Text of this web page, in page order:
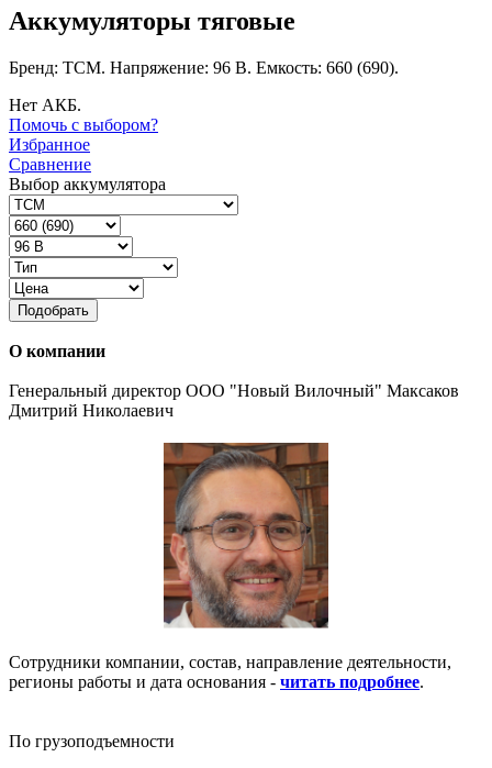
Аккумуляторы тяговые
Бренд: TCM. Напряжение: 96 В. Емкость: 660 (690).
Нет АКБ.
Помочь с выбором?
Избранное
Сравнение
Выбор аккумулятора
Подобрать
О компании
Генеральный директор ООО "Новый Вилочный" Максаков
Дмитрий Николаевич
Сотрудники компании, состав, направление деятельности,
регионы работы и дата основания - читать подробнее.
По грузоподъемности